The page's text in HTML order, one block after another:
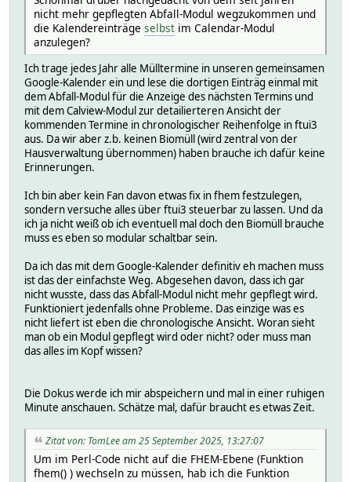
nicht mehr gepflegten Abfall-Modul wegzukommen und
die Kalendereinträge selbst im Calendar-Modul
anzulegen?
Ich trage jedes Jahr alle Mülltermine in unseren gemeinsamen
Google-Kalender ein und lese die dortigen Einträg einmal mit
dem Abfall-Modul für die Anzeige des nächsten Termins und
mit dem Calview-Modul zur detailierteren Ansicht der
kommenden Termine in chronologischer Reihenfolge in ftui3
aus. Da wir aber z.b. keinen Biomüll (wird zentral von der
Hausverwaltung übernommen) haben brauche ich dafür keine
Erinnerungen.
Ich bin aber kein Fan davon etwas fix in fhem festzulegen,
sondern versuche alles über ftui3 steuerbar zu lassen. Und da
ich ja nicht weiß ob ich eventuell mal doch den Biomüll brauche
muss es eben so modular schaltbar sein.
Da ich das mit dem Google-Kalender definitiv eh machen muss
ist das der einfachste Weg. Abgesehen davon, dass ich gar
nicht wusste, dass das Abfall-Modul nicht mehr gepflegt wird.
Funktioniert jedenfalls ohne Probleme. Das einzige was es
nicht liefert ist eben die chronologische Ansicht. Woran sieht
man ob ein Modul gepflegt wird oder nicht? oder muss man
das alles im Kopf wissen?
Die Dokus werde ich mir abspeichern und mal in einer ruhigen
Minute anschauen. Schätze mal, dafür braucht es etwas Zeit.
Zitat von: TomLee am 25 September 2025, 13:27:07
Um im Perl-Code nicht auf die FHEM-Ebene (Funktion
fhem() ) wechseln zu müssen, hab ich die Funktion